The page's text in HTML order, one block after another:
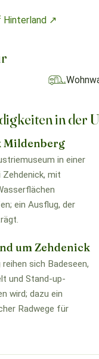
Hinterland ↗
in der
Mildenberg
in einer
Zehdenick, mit
ein Ausflug, der
um Zehdenick
reihen sich Badeseen,
und Stand-up-
wird; dazu ein
Radwege für